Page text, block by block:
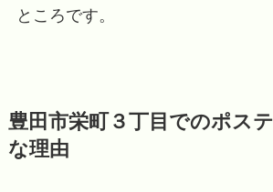
ところです。
豊田市栄町３丁目でのポス
な理由